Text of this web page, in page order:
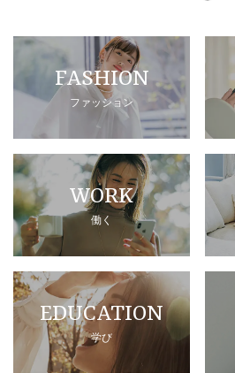
FASHION
ファッション
WORK
働く
EDUCATION
学び